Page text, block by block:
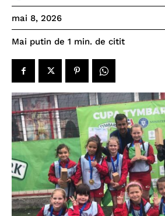
mai 8, 2026
Mai putin de 1 min. de citit